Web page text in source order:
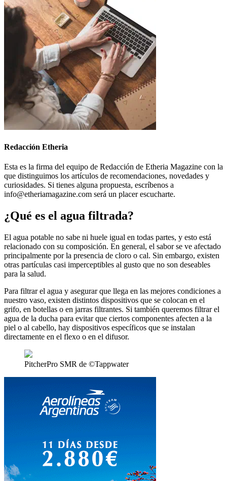
Redacción Etheria
Esta es la firma del equipo de Redacción de Etheria Magazine con la
que distinguimos los artículos de recomendaciones, novedades y
curiosidades. Si tienes alguna propuesta, escríbenos a
info@etheriamagazine.com será un placer escucharte.
¿Qué es el agua filtrada?
El agua potable no sabe ni huele igual en todas partes, y esto está
relacionado con su composición. En general, el sabor se ve afectado
principalmente por la presencia de cloro o cal. Sin embargo, existen
otras partículas casi imperceptibles al gusto que no son deseables
para la salud.
Para filtrar el agua y asegurar que llega en las mejores condiciones a
nuestro vaso, existen distintos dispositivos que se colocan en el
grifo, en botellas o en jarras filtrantes. Si también queremos filtrar el
agua de la ducha para evitar que ciertos componentes afecten a la
piel o al cabello, hay dispositivos específicos que se instalan
directamente en el flexo o en el difusor.
PitcherPro SMR de ©Tappwater